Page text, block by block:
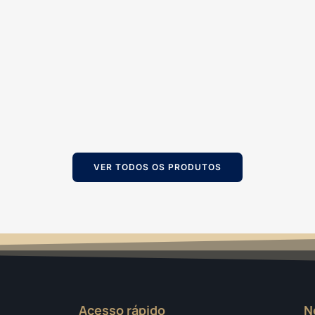
VER TODOS OS PRODUTOS
Acesso rápido